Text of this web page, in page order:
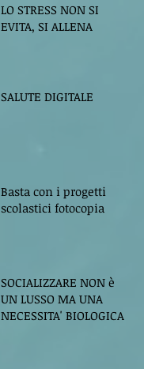
LO STRESS NON SI
EVITA, SI ALLENA
SALUTE DIGITALE
Basta con i progetti
scolastici fotocopia
SOCIALIZZARE NON è
UN LUSSO MA UNA
NECESSITA' BIOLOGICA